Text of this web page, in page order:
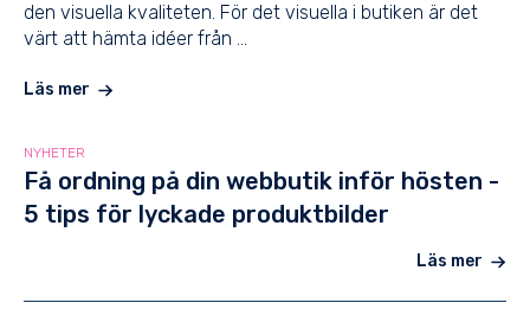
den visuella kvaliteten. För det visuella i butiken är det
värt att hämta idéer från ...
Läs mer
NYHETER
Få ordning på din webbutik inför hösten -
5 tips för lyckade produktbilder
Läs mer